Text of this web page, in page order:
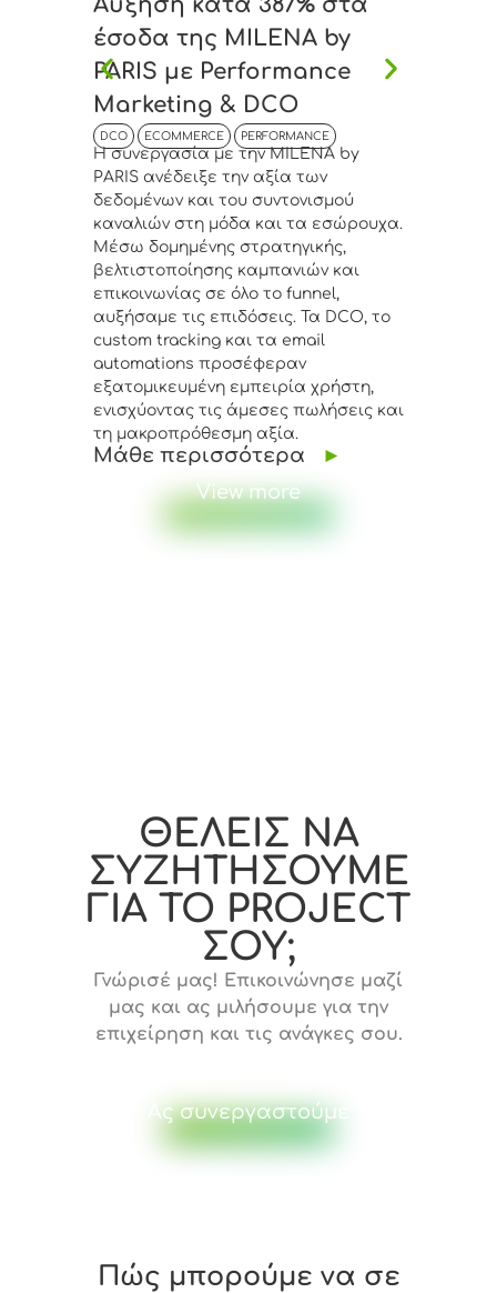
Αύξηση κατά 387% στα
έσοδα της MILENA by
PARIS με Performance
Marketing & DCO
DCO ECOMMERCE PERFORMANCE
Η συνεργασία με την MILENA by
PARIS ανέδειξε την αξία των
δεδομένων και του συντονισμού
καναλιών στη μόδα και τα εσώρουχα.
Μέσω δομημένης στρατηγικής,
βελτιστοποίησης καμπανιών και
επικοινωνίας σε όλο το funnel,
αυξήσαμε τις επιδόσεις. Τα DCO, το
custom tracking και τα email
automations προσέφεραν
εξατομικευμένη εμπειρία χρήστη,
ενισχύοντας τις άμεσες πωλήσεις και
τη μακροπρόθεσμη αξία.
Μάθε περισσότερα ►
View more
ΘΕΛΕΙΣ ΝΑ
ΣΥΖΗΤΗΣΟΥΜΕ
ΓΙΑ ΤΟ PROJECT
ΣΟΥ;
Γνώρισέ μας! Επικοινώνησε μαζί
μας και ας μιλήσουμε για την
επιχείρηση και τις ανάγκες σου.
Ας συνεργαστούμε
Πώς μπορούμε να σε